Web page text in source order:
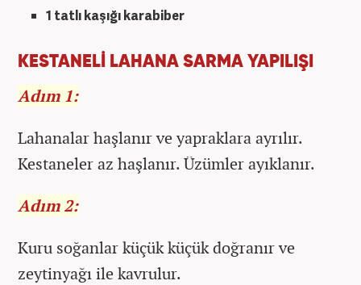
1 tatlı kaşığı karabiber
KESTANELİ LAHANA SARMA YAPILIŞI
Adım 1:
Lahanalar haşlanır ve yapraklara ayrılır.
Kestaneler az haşlanır. Üzümler ayıklanır.
Adım 2:
Kuru soğanlar küçük küçük doğranır ve
zeytinyağı ile kavrulur.